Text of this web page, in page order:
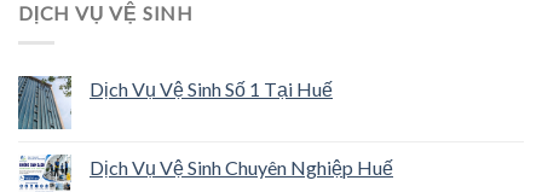
DỊCH VỤ VỆ SINH
Dịch Vụ Vệ Sinh Số 1 Tại Huế
Dịch Vụ Vệ Sinh Chuyên Nghiệp Huế